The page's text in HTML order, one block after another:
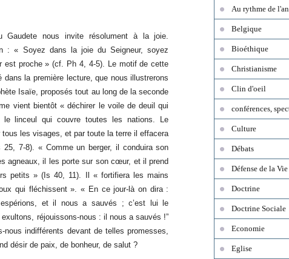
Gaudete nous invite résolument à la joie.
: « Soyez dans la joie du Seigneur, soyez
est proche » (cf. Ph 4, 4-5). Le motif de cette
la première lecture, que nous illustrerons
Isaïe, proposés tout au long de la seconde
vient bientôt « déchirer le voile de deuil qui
le linceul qui couvre toutes les nations. Le
les visages, et par toute la terre il effacera
25, 7-8). « Comme un berger, il conduira son
agneaux, il les porte sur son cœur, et il prend
petits » (Is 40, 11). Il « fortifiera les mains
qui fléchissent ». « En ce jour-là on dira :
et il nous a sauvés ; c’est lui le
réjouissons-nous : il nous a sauvés !”
indifférents devant de telles promesses,
désir de paix, de bonheur, de salut ?
Au rythme de
Belgique
Bioéthique
Christianisme
Clin d'oeil
conférences,
Culture
Débats
Défense de la Vie
Doctrine
Doctrine Sociale
Economie
Eglise